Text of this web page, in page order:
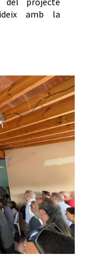
amb la